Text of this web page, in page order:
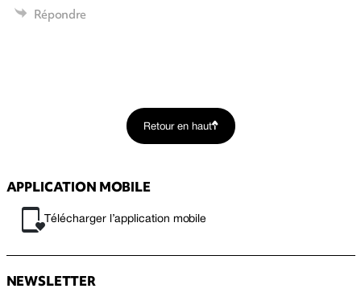
Répondre
Retour en haut
APPLICATION MOBILE
Télécharger l’application mobile
NEWSLETTER